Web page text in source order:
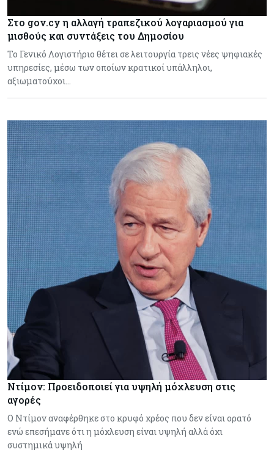
Στο gov.cy η αλλαγή τραπεζικού λογαριασμού για
μισθούς και συντάξεις του Δημοσίου
Το Γενικό Λογιστήριο θέτει σε λειτουργία τρεις νέες ψηφιακές
υπηρεσίες, μέσω των οποίων κρατικοί υπάλληλοι,
αξιωματούχοι…
Ντίμον: Προειδοποιεί για υψηλή μόχλευση στις
αγορές
Ο Ντίμον αναφέρθηκε στο κρυφό χρέος που δεν είναι ορατό
ενώ επεσήμανε ότι η μόχλευση είναι υψηλή αλλά όχι
συστημικά υψηλή